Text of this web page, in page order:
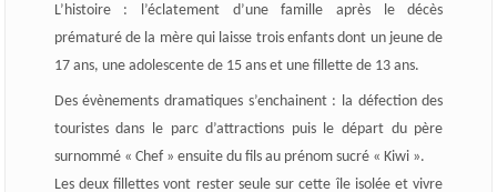
L’histoire : l’éclatement d’une famille après le décès
prématuré de la mère qui laisse trois enfants dont un jeune de
17 ans, une adolescente de 15 ans et une fillette de 13 ans.
Des évènements dramatiques s’enchainent : la défection des
touristes dans le parc d’attractions puis le départ du père
surnommé « Chef » ensuite du fils au prénom sucré « Kiwi ».
Les deux fillettes vont rester seule sur cette île isolée et vivre